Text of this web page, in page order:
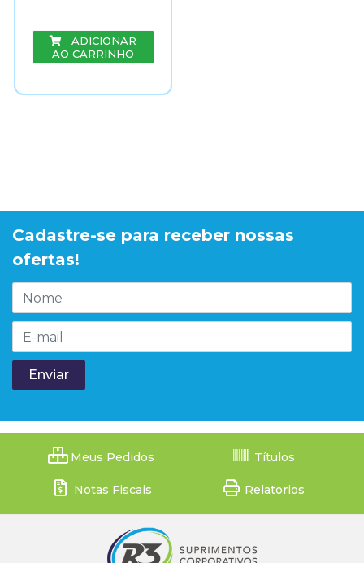
ADICIONAR
AO CARRINHO
Cadastre-se para receber nossas
ofertas!
Meus Pedidos Títulos
Notas Fiscais Relatorios